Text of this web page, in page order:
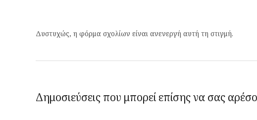
Δυστυχώς, η φόρμα σχολίων είναι ανενεργή αυτή τη στιγμή.
Δημοσιεύσεις που μπορεί επίσης να σας